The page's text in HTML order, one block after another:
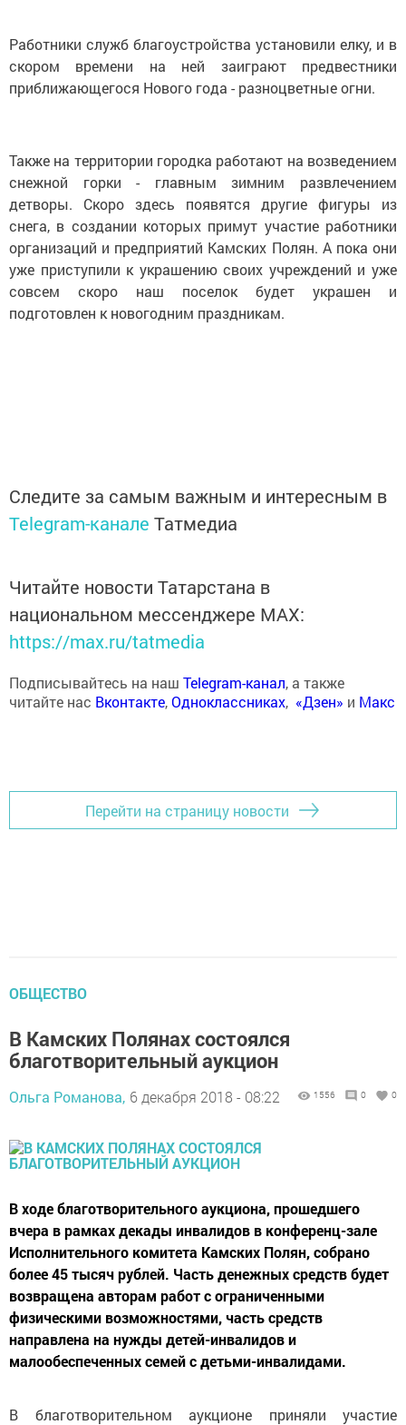
Работники служб благоустройства установили елку, и в
скором времени на ней заиграют предвестники
приближающегося Нового года - разноцветные огни.
Также на территории городка работают на возведением
снежной горки - главным зимним развлечением
детворы. Скоро здесь появятся другие фигуры из
снега, в создании которых примут участие работники
организаций и предприятий Камских Полян. А пока они
уже приступили к украшению своих учреждений и уже
совсем скоро наш поселок будет украшен и
подготовлен к новогодним праздникам.
Следите за самым важным и интересным в
Telegram-канале Татмедиа
Читайте новости Татарстана в
национальном мессенджере MАХ:
https://max.ru/tatmedia
Подписывайтесь на наш Telegram-канал, а также
читайте нас Вконтакте,Одноклассниках, «Дзен» и Макс
Перейти на страницу новости
ОБЩЕСТВО
В Камских Полянах состоялся
благотворительный аукцион
Ольга Романова, 6 декабря 2018 - 08:22 1556 0 0
В ходе благотворительного аукциона, прошедшего
вчера в рамках декады инвалидов в конференц-зале
Исполнительного комитета Камских Полян, собрано
более 45 тысяч рублей. Часть денежных средств будет
возвращена авторам работ с ограниченными
физическими возможностями, часть средств
направлена на нужды детей-инвалидов и
малообеспеченных семей с детьми-инвалидами.
В благотворительном аукционе приняли участие